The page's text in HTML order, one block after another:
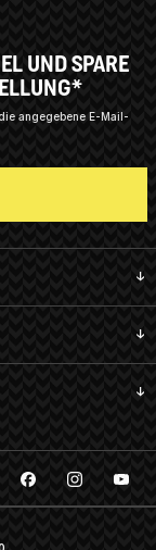
UND SPARE
angegebene E-Mail-